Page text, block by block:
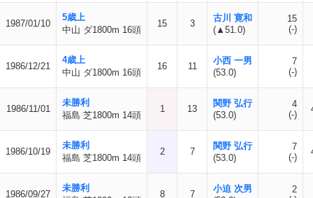
1987/01/10
5歳上
中山 ダ1800m 16頭
15 3
古川 寛和
(▲51.0)
15
(-)
1986/12/21
4歳上
中山 ダ1800m 16頭
16 11
小西 一男
(53.0)
7
(-)
1986/11/01
未勝利
福島 芝1800m 14頭
1 13
関野 弘行
(53.0)
4
(-)
1986/10/19
未勝利
福島 芝1800m 14頭
2 7
関野 弘行
(53.0)
7
(-)
1986/09/27
未勝利
8 7
小迫 次男
2